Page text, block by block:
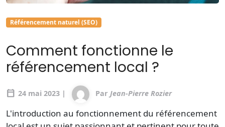
Référencement naturel (SEO)
Comment fonctionne le
référencement local ?
calendar_today 24 mai 2023 | Par Jean-Pierre Rozier
L'introduction au fonctionnement du référencement